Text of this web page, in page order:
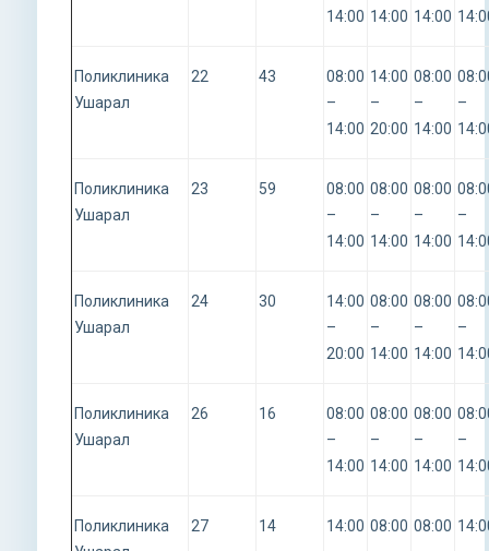
14:00 14:00 14:00
Поликлиника
Ушарал
22 43
08:00
–
14:00
14:00
–
20:00
08:00
–
14:00
–
Поликлиника
Ушарал
23 59
08:00
–
14:00
08:00
–
14:00
08:00
–
14:00
–
Поликлиника
Ушарал
24 30
14:00
–
20:00
08:00
–
14:00
08:00
–
14:00
–
Поликлиника
Ушарал
26 16
08:00
–
14:00
08:00
–
14:00
08:00
–
14:00
–
Поликлиника
27 14
14:00 08:00 08:00